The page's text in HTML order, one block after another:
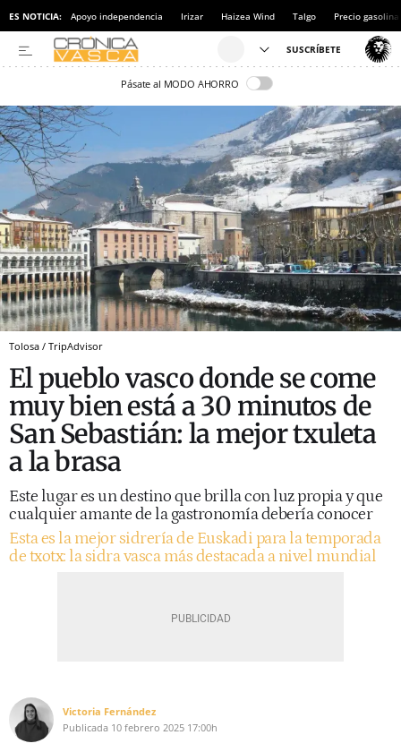
ES NOTICIA: Apoyo independencia Irizar Haizea Wind Talgo Precio gasolina
Pásate al MODO AHORRO
Tolosa / TripAdvisor
El pueblo vasco donde se come
muy bien está a 30 minutos de
San Sebastián: la mejor txuleta
a la brasa
Este lugar es un destino que brilla con luz propia y que
cualquier amante de la gastronomía debería conocer
Esta es la mejor sidrería de Euskadi para la temporada
de txotx: la sidra vasca más destacada a nivel mundial
Victoria Fernández
Publicada 10 febrero 2025 17:00h